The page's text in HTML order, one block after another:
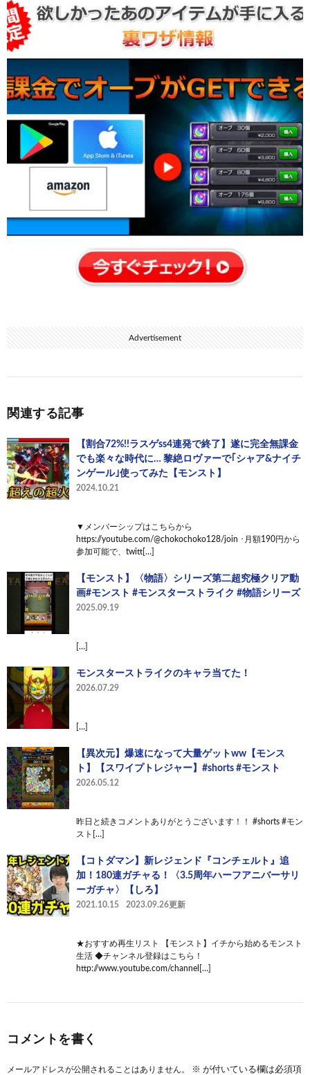
Advertisement
関連する記事
【割合72%!!ラスゲss4連発で終了】遂に完全無課金
でも楽々な時代に… 黎絶ロヴァーで｢シャア&ナイチ
ンゲール｣使ってみた【モンスト】
2024.10.21
▼メンバーシップはこちらから
https://youtube.com/@chokochoko128/join ･月額190円から
参加可能で、twitt[…]
【モンスト】〈物語〉シリーズ第二超究極クリア動
画#モンスト #モンスターストライク #物語シリーズ
2025.09.19
[…]
モンスターストライクのキャラ当てた！
2026.07.29
[…]
【異次元】爆速になって大量ゲットww【モンス
ト】【スワイプトレジャー】#shorts #モンスト
2026.05.12
昨日と続きコメントありがとうございます！！ #shorts #モン
スト[…]
【コトダマン】新レジェンド『コンチェルト』追
加！180連ガチャる！〈3.5周年ハーフアニバーサリ
ーガチャ〉【しろ】
2021.10.15 2023.09.26更新
★おすすめ再生リスト 【モンスト】イチから始めるモンスト
生活 ◆チャンネル登録はこちら！
http://www.youtube.com/channel[…]
コメントを書く
メールアドレスが公開されることはありません。 ※ が付いている欄は必須項